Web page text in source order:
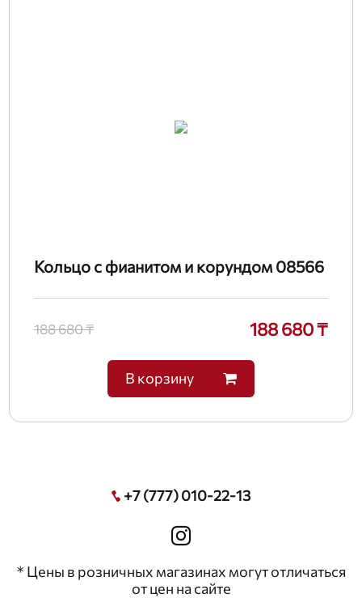
Кольцо с фианитом и корундом 08566
188 680 ₸ 188 680 ₸
В корзину
+7 (777) 010-22-13
* Цены в розничных магазинах могут отличаться
от цен на сайте